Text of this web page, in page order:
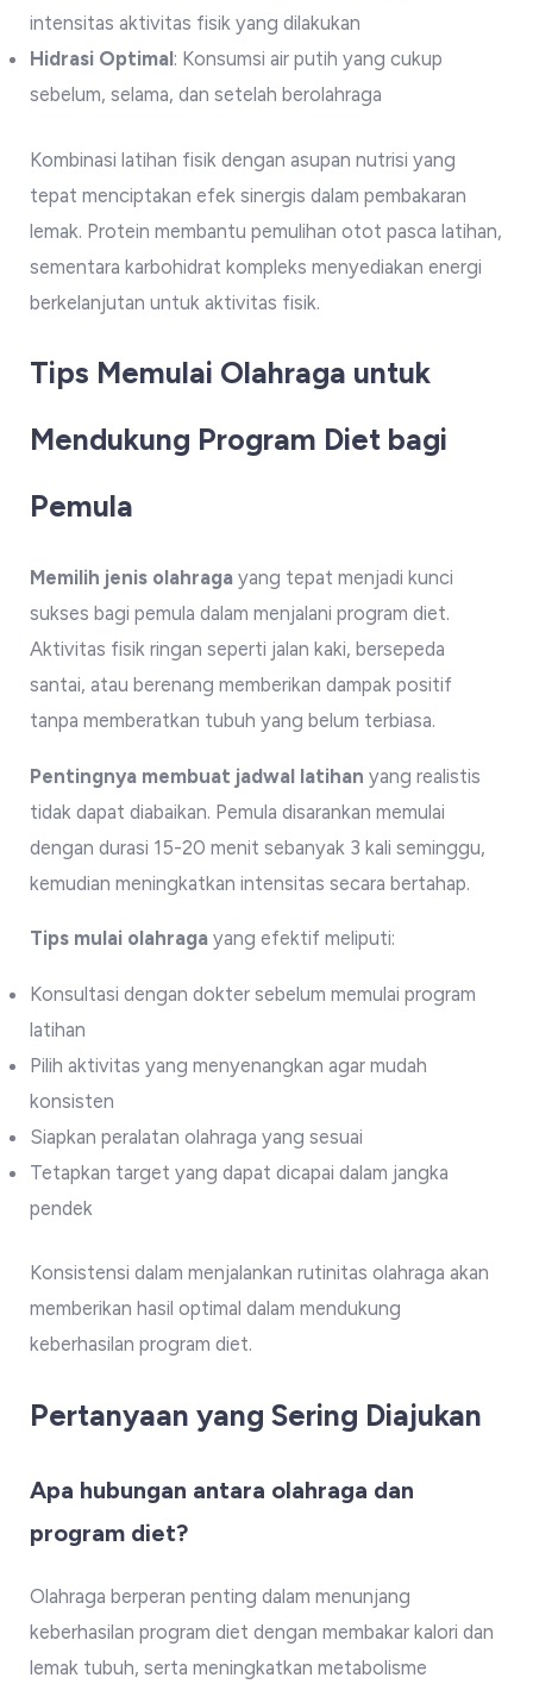
intensitas aktivitas fisik yang dilakukan
Hidrasi Optimal: Konsumsi air putih yang cukup
sebelum, selama, dan setelah berolahraga
Kombinasi latihan fisik dengan asupan nutrisi yang
tepat menciptakan efek sinergis dalam pembakaran
lemak. Protein membantu pemulihan otot pasca latihan,
sementara karbohidrat kompleks menyediakan energi
berkelanjutan untuk aktivitas fisik.
Tips Memulai Olahraga untuk
Mendukung Program Diet bagi
Pemula
Memilih jenis olahraga yang tepat menjadi kunci
sukses bagi pemula dalam menjalani program diet.
Aktivitas fisik ringan seperti jalan kaki, bersepeda
santai, atau berenang memberikan dampak positif
tanpa memberatkan tubuh yang belum terbiasa.
Pentingnya membuat jadwal latihan yang realistis
tidak dapat diabaikan. Pemula disarankan memulai
dengan durasi 15-20 menit sebanyak 3 kali seminggu,
kemudian meningkatkan intensitas secara bertahap.
Tips mulai olahraga yang efektif meliputi:
Konsultasi dengan dokter sebelum memulai program
latihan
Pilih aktivitas yang menyenangkan agar mudah
konsisten
Siapkan peralatan olahraga yang sesuai
Tetapkan target yang dapat dicapai dalam jangka
pendek
Konsistensi dalam menjalankan rutinitas olahraga akan
memberikan hasil optimal dalam mendukung
keberhasilan program diet.
Pertanyaan yang Sering Diajukan
Apa hubungan antara olahraga dan
program diet?
Olahraga berperan penting dalam menunjang
keberhasilan program diet dengan membakar kalori dan
lemak tubuh, serta meningkatkan metabolisme